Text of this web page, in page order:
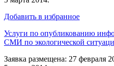
Добавить в избранное
Услуги по опубликованию
СМИ по экологической
Заявка размещена: 27 февраля